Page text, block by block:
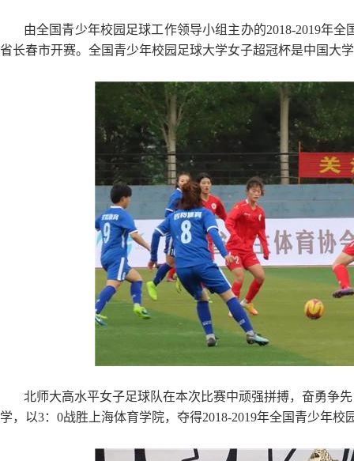
由全国青少年校园足球工作领导小组主办的2018-2019年
省长春市开赛。全国青少年校园足球大学女子超冠杯是中国大
北师大高水平女子足球队在本次比赛中顽强拼搏，奋勇争
学，以3：0战胜上海体育学院，夺得2018-2019年全国青少年